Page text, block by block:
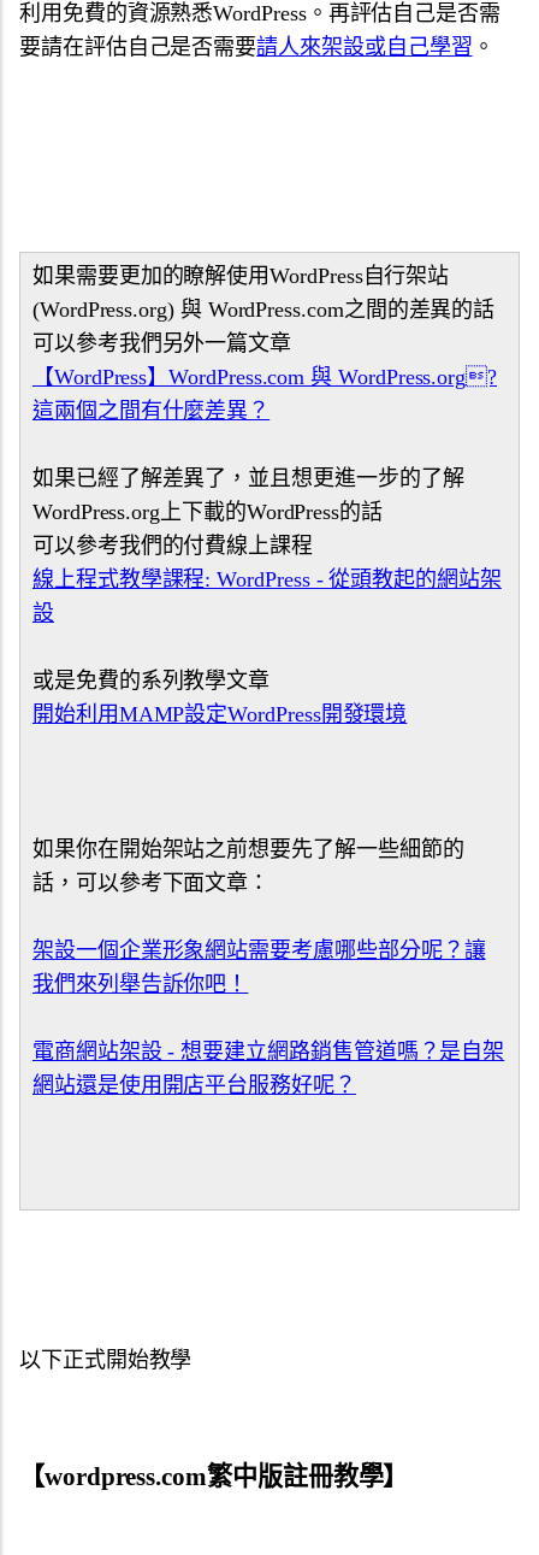
利用免費的資源熟悉WordPress。再評估自己是否需
要請在評估自己是否需要請人來架設或自己學習 。
如果需要更加的瞭解使用WordPress自行架站
(WordPress.org) 與 WordPress.com之間的差異的話
可以參考我們另外一篇文章
【WordPress】WordPress.com 與 WordPress.org?
這兩個之間有什麼差異？
如果已經了解差異了，並且想更進一步的了解
WordPress.org上下載的WordPress的話
可以參考我們的付費線上課程
線上程式教學課程: WordPress - 從頭教起的網站架
設
或是免費的系列教學文章
開始利用MAMP設定WordPress開發環境
如果你在開始架站之前想要先了解一些細節的
話，可以參考下面文章：
架設一個企業形象網站需要考慮哪些部分呢？讓
我們來列舉告訴你吧！
電商網站架設 - 想要建立網路銷售管道嗎？是自架
網站還是使用開店平台服務好呢？
以下正式開始教學
【wordpress.com繁中版註冊教學】